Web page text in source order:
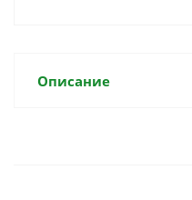
Описание